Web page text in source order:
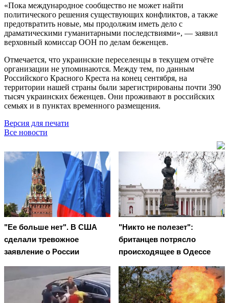
«Пока международное сообщество не может найти
политического решения существующих конфликтов, а также
предотвратить новые, мы продолжим иметь дело с
драматическими гуманитарными последствиями», — заявил
верховный комиссар ООН по делам беженцев.
Отмечается, что украинские переселенцы в текущем отчёте
организации не упоминаются. Между тем, по данным
Российского Красного Креста на конец сентября, на
территории нашей страны были зарегистрированы почти 390
тысяч украинских беженцев. Они проживают в российских
семьях и в пунктах временного размещения.
Версия для печати
Все новости
"Ее больше нет". В США
сделали тревожное
заявление о России
"Никто не полезет":
британцев потрясло
происходящее в Одессе